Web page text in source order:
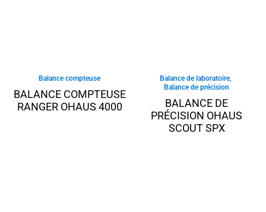
Balance compteuse
BALANCE COMPTEUSE
RANGER OHAUS 4000
Balance de laboratoire,
Balance de précision
BALANCE DE
PRÉCISION OHAUS
SCOUT SPX